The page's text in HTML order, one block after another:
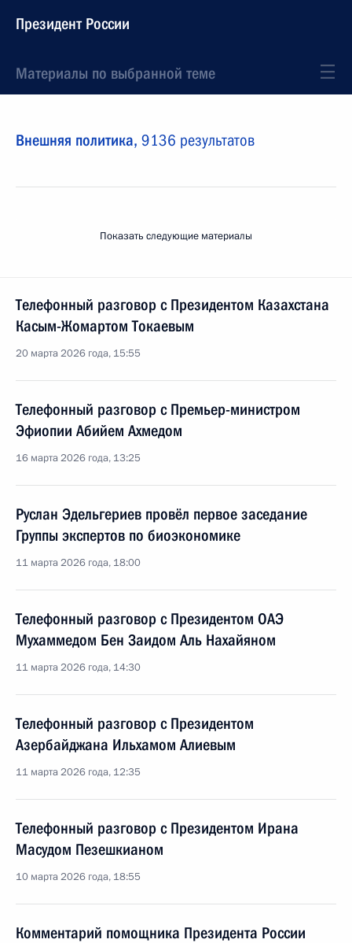
Президент России
Материалы по выбранной теме
Внешняя политика, 9136 результатов
Показать следующие материалы
Телефонный разговор с Президентом Казахстана
Касым-Жомартом Токаевым
20 марта 2026 года, 15:55
Телефонный разговор с Премьер-министром
Эфиопии Абийем Ахмедом
16 марта 2026 года, 13:25
Руслан Эдельгериев провёл первое заседание
Группы экспертов по биоэкономике
11 марта 2026 года, 18:00
Телефонный разговор с Президентом ОАЭ
Мухаммедом Бен Заидом Аль Нахайяном
11 марта 2026 года, 14:30
Телефонный разговор с Президентом
Азербайджана Ильхамом Алиевым
11 марта 2026 года, 12:35
Телефонный разговор с Президентом Ирана
Масудом Пезешкианом
10 марта 2026 года, 18:55
Комментарий помощника Президента России